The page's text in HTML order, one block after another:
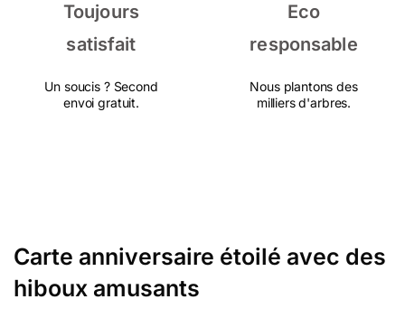
Toujours
satisfait
Un soucis ? Second
envoi gratuit.
Eco
responsable
Nous plantons des
milliers d'arbres.
Carte anniversaire étoilé avec des
hiboux amusants